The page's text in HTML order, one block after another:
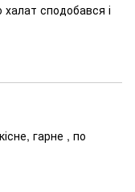
сподобався і
гарне , по